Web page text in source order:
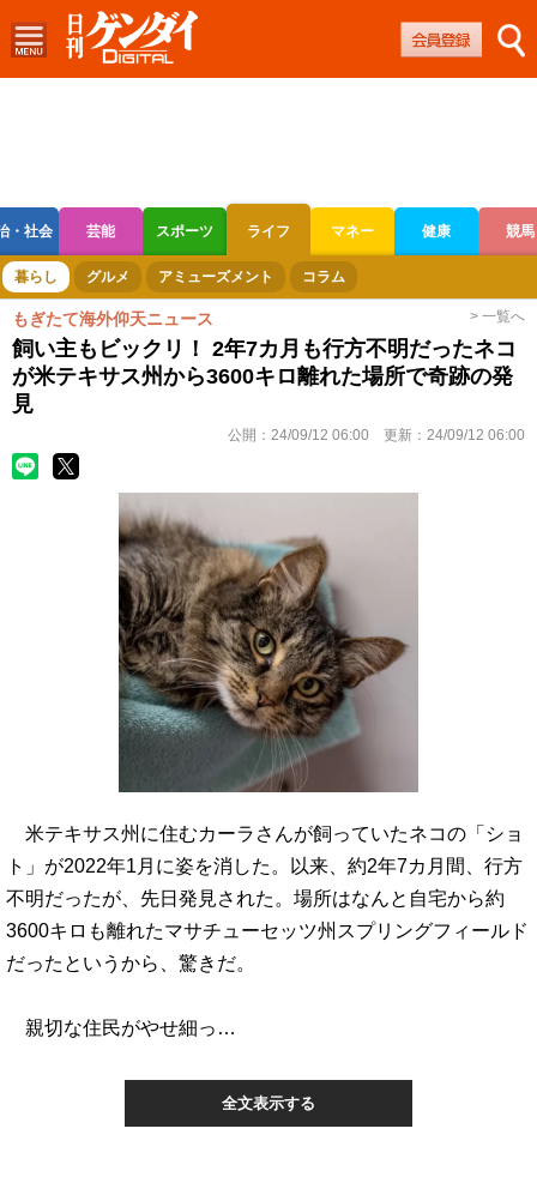
・社会 芸能 スポーツ ライフ マネー 健康 競馬
ボートレース 競輪 オートレース
暮らし グルメ アミューズメント コラム
もぎたて海外仰天ニュース > 一覧へ
飼い主もビックリ！ 2年7カ月も行方不明だったネコ
が米テキサス州から3600キロ離れた場所で奇跡の発
見
公開： 24/09/12 06:00 更新： 24/09/12 06:00
米テキサス州に住むカーラさんが飼っていたネコの「ショ
ト」が2022年1月に姿を消した。以来、約2年7カ月間、行方
不明だったが、先日発見された。場所はなんと自宅から約
3600キロも離れたマサチューセッツ州スプリングフィールド
だったというから、驚きだ。
親切な住民がやせ細っ…
全文表示する